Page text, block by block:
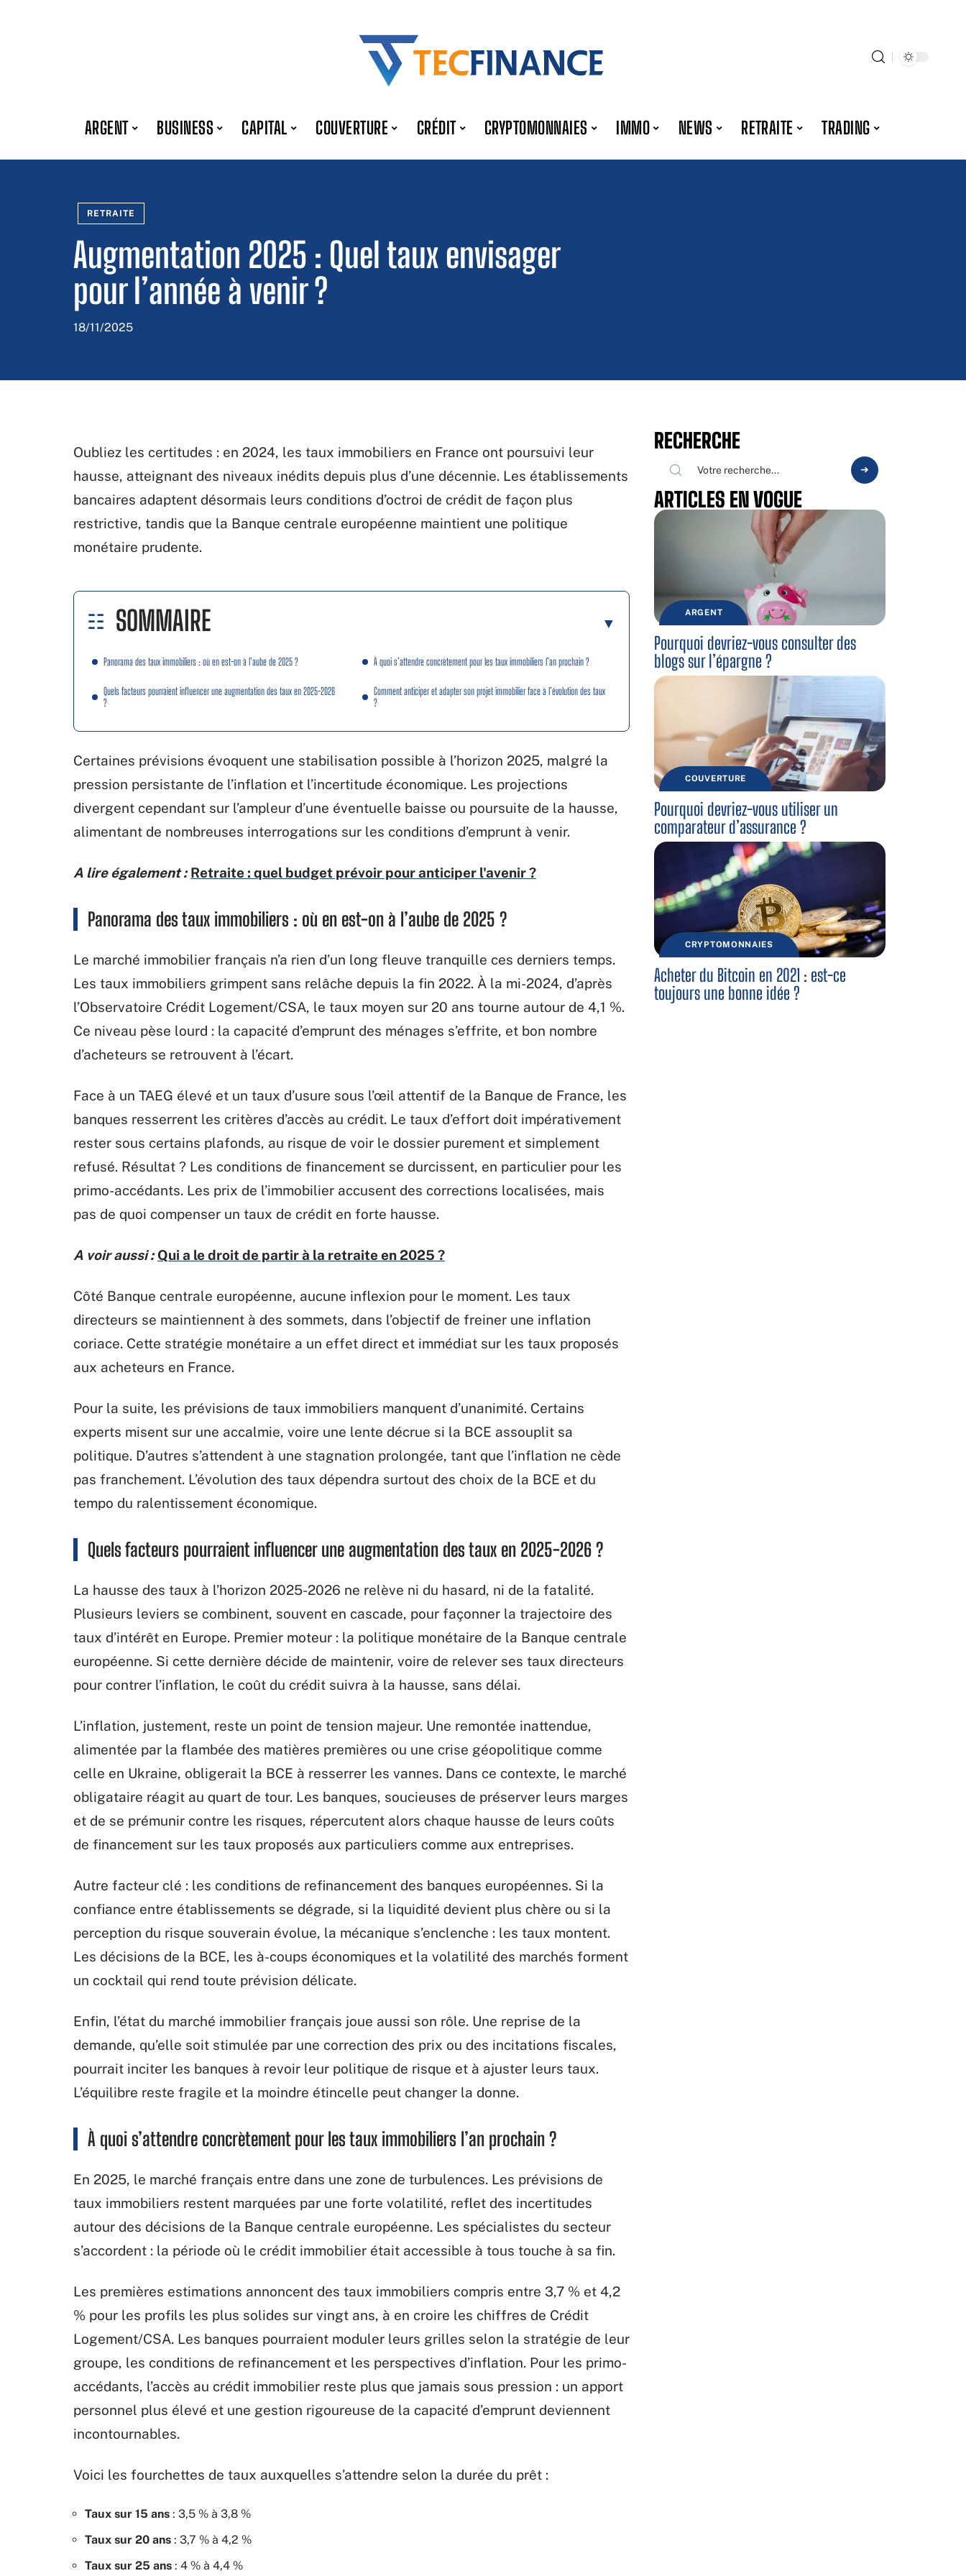
ARGENT BUSINESS CAPITAL COUVERTURE CRÉDIT CRYPTOMONNAIES IMMO NEWS RETRAITE TRADING
RETRAITE
Augmentation 2025 : Quel taux envisager
pour l’année à venir ?
18/11/2025
Oubliez les certitudes : en 2024, les taux immobiliers en France ont poursuivi leur
hausse, atteignant des niveaux inédits depuis plus d’une décennie. Les établissements
bancaires adaptent désormais leurs conditions d’octroi de crédit de façon plus
restrictive, tandis que la Banque centrale européenne maintient une politique
monétaire prudente.
SOMMAIRE
Panorama des taux immobiliers : où en est-on à l’aube de 2025 ?
Quels facteurs pourraient influencer une augmentation des taux en 2025-2026
?
À quoi s’attendre concrètement pour les taux immobiliers l’an prochain ?
Comment anticiper et adapter son projet immobilier face à l’évolution des taux
?
Certaines prévisions évoquent une stabilisation possible à l’horizon 2025, malgré la
pression persistante de l’inflation et l’incertitude économique. Les projections
divergent cependant sur l’ampleur d’une éventuelle baisse ou poursuite de la hausse,
alimentant de nombreuses interrogations sur les conditions d’emprunt à venir.
A lire également : Retraite : quel budget prévoir pour anticiper l'avenir ?
Panorama des taux immobiliers : où en est-on à l’aube de 2025 ?
Le marché immobilier français n’a rien d’un long fleuve tranquille ces derniers temps.
Les taux immobiliers grimpent sans relâche depuis la fin 2022. À la mi-2024, d’après
l’Observatoire Crédit Logement/CSA, le taux moyen sur 20 ans tourne autour de 4,1 %.
Ce niveau pèse lourd : la capacité d’emprunt des ménages s’effrite, et bon nombre
d’acheteurs se retrouvent à l’écart.
Face à un TAEG élevé et un taux d’usure sous l’œil attentif de la Banque de France, les
banques resserrent les critères d’accès au crédit. Le taux d’effort doit impérativement
rester sous certains plafonds, au risque de voir le dossier purement et simplement
refusé. Résultat ? Les conditions de financement se durcissent, en particulier pour les
primo-accédants. Les prix de l’immobilier accusent des corrections localisées, mais
pas de quoi compenser un taux de crédit en forte hausse.
A voir aussi : Qui a le droit de partir à la retraite en 2025 ?
Côté Banque centrale européenne, aucune inflexion pour le moment. Les taux
directeurs se maintiennent à des sommets, dans l’objectif de freiner une inflation
coriace. Cette stratégie monétaire a un effet direct et immédiat sur les taux proposés
aux acheteurs en France.
Pour la suite, les prévisions de taux immobiliers manquent d’unanimité. Certains
experts misent sur une accalmie, voire une lente décrue si la BCE assouplit sa
politique. D’autres s’attendent à une stagnation prolongée, tant que l’inflation ne cède
pas franchement. L’évolution des taux dépendra surtout des choix de la BCE et du
tempo du ralentissement économique.
Quels facteurs pourraient influencer une augmentation des taux en 2025-2026 ?
La hausse des taux à l’horizon 2025-2026 ne relève ni du hasard, ni de la fatalité.
Plusieurs leviers se combinent, souvent en cascade, pour façonner la trajectoire des
taux d’intérêt en Europe. Premier moteur : la politique monétaire de la Banque centrale
européenne. Si cette dernière décide de maintenir, voire de relever ses taux directeurs
pour contrer l’inflation, le coût du crédit suivra à la hausse, sans délai.
L’inflation, justement, reste un point de tension majeur. Une remontée inattendue,
alimentée par la flambée des matières premières ou une crise géopolitique comme
celle en Ukraine, obligerait la BCE à resserrer les vannes. Dans ce contexte, le marché
obligataire réagit au quart de tour. Les banques, soucieuses de préserver leurs marges
et de se prémunir contre les risques, répercutent alors chaque hausse de leurs coûts
de financement sur les taux proposés aux particuliers comme aux entreprises.
Autre facteur clé : les conditions de refinancement des banques européennes. Si la
confiance entre établissements se dégrade, si la liquidité devient plus chère ou si la
perception du risque souverain évolue, la mécanique s’enclenche : les taux montent.
Les décisions de la BCE, les à-coups économiques et la volatilité des marchés forment
un cocktail qui rend toute prévision délicate.
Enfin, l’état du marché immobilier français joue aussi son rôle. Une reprise de la
demande, qu’elle soit stimulée par une correction des prix ou des incitations fiscales,
pourrait inciter les banques à revoir leur politique de risque et à ajuster leurs taux.
L’équilibre reste fragile et la moindre étincelle peut changer la donne.
À quoi s’attendre concrètement pour les taux immobiliers l’an prochain ?
En 2025, le marché français entre dans une zone de turbulences. Les prévisions de
taux immobiliers restent marquées par une forte volatilité, reflet des incertitudes
autour des décisions de la Banque centrale européenne. Les spécialistes du secteur
s’accordent : la période où le crédit immobilier était accessible à tous touche à sa fin.
Les premières estimations annoncent des taux immobiliers compris entre 3,7 % et 4,2
% pour les profils les plus solides sur vingt ans, à en croire les chiffres de Crédit
Logement/CSA. Les banques pourraient moduler leurs grilles selon la stratégie de leur
groupe, les conditions de refinancement et les perspectives d’inflation. Pour les primo-
accédants, l’accès au crédit immobilier reste plus que jamais sous pression : un apport
personnel plus élevé et une gestion rigoureuse de la capacité d’emprunt deviennent
incontournables.
Voici les fourchettes de taux auxquelles s’attendre selon la durée du prêt :
Taux sur 15 ans : 3,5 % à 3,8 %
Taux sur 20 ans : 3,7 % à 4,2 %
Taux sur 25 ans : 4 % à 4,4 %
RECHERCHE
ARTICLES EN VOGUE
ARGENT
Pourquoi devriez-vous consulter des
blogs sur l’épargne ?
COUVERTURE
Pourquoi devriez-vous utiliser un
comparateur d’assurance ?
CRYPTOMONNAIES
Acheter du Bitcoin en 2021 : est-ce
toujours une bonne idée ?